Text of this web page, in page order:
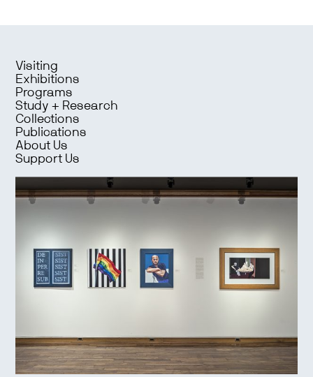
Visiting
Exhibitions
Programs
Study + Research
Collections
Publications
About Us
Support Us